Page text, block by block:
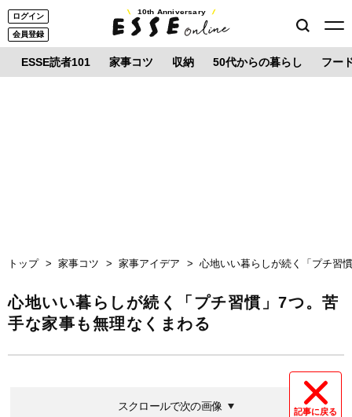
ログイン
会員登録
10th Anniversary
ESSE読者101 家事コツ 収納 50代からの暮らし フー
トップ 家事コツ 家事アイデア 心地いい暮らしが続く「プチ習
心地いい暮らしが続く「プチ習慣」7つ。苦
手な家事も無理なくまわる
記事に戻る
スクロールで次の画像